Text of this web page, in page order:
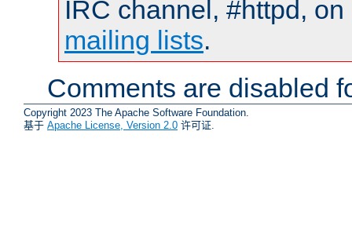
IRC channel, #httpd,
mailing lists.
Comments are disabled
Copyright 2023 The Apache Software Foundation.
基于 Apache License, Version 2.0 许可证.